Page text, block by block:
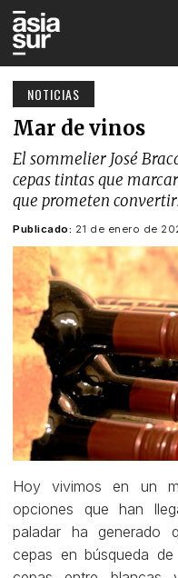
NOTICIAS
Mar de vinos
El sommelier José
cepas tintas que
que prometen
Publicado: 21 de enero de
Hoy vivimos en un
opciones que han
paladar ha generado
cepas en búsqueda